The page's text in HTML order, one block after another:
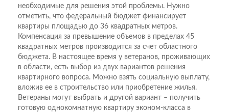
необходимые для решения этой проблемы. Нужно
отметить, что федеральный бюджет финансирует
квартиры площадью до 36 квадратных метров.
Компенсация за превышение объемов в пределах 45
квадратных метров производится за счет областного
бюджета. В настоящее время у ветеранов, проживающих
в области, есть выбор из двух вариантов решения
квартирного вопроса. Можно взять социальную выплату,
вложив ее в строительство или приобретение жилья.
Ветераны могут выбрать и другой вариант – получить
готовую однокомнатную квартиру эконом-класса в